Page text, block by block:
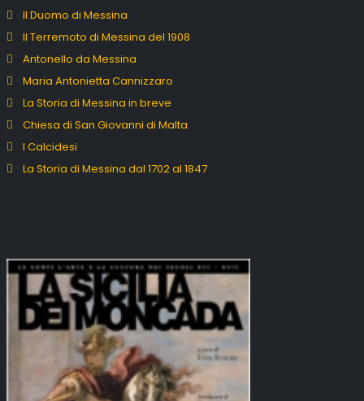
Il Duomo di Messina
Il Terremoto di Messina del 1908
Antonello da Messina
Maria Antonietta Cannizzaro
La Storia di Messina in breve
Chiesa di San Giovanni di Malta
I Calcidesi
La Storia di Messina dal 1702 al 1847